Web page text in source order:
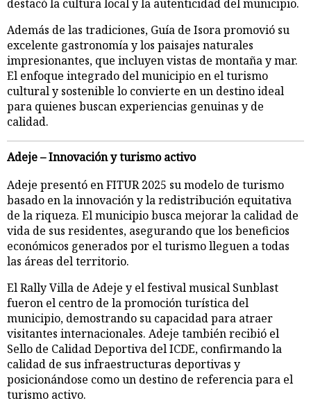
destacó la cultura local y la autenticidad del municipio.
Además de las tradiciones, Guía de Isora promovió su
excelente gastronomía y los paisajes naturales
impresionantes, que incluyen vistas de montaña y mar.
El enfoque integrado del municipio en el turismo
cultural y sostenible lo convierte en un destino ideal
para quienes buscan experiencias genuinas y de
calidad.
Adeje – Innovación y turismo activo
Adeje presentó en FITUR 2025 su modelo de turismo
basado en la innovación y la redistribución equitativa
de la riqueza. El municipio busca mejorar la calidad de
vida de sus residentes, asegurando que los beneficios
económicos generados por el turismo lleguen a todas
las áreas del territorio.
El Rally Villa de Adeje y el festival musical Sunblast
fueron el centro de la promoción turística del
municipio, demostrando su capacidad para atraer
visitantes internacionales. Adeje también recibió el
Sello de Calidad Deportiva del ICDE, confirmando la
calidad de sus infraestructuras deportivas y
posicionándose como un destino de referencia para el
turismo activo.